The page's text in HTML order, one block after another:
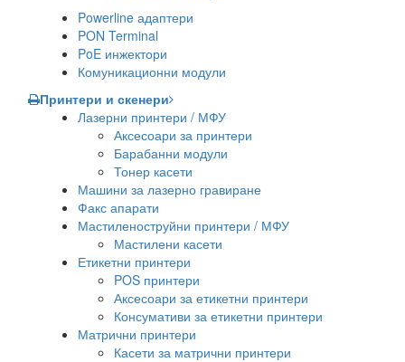
Powerline адаптери
PON Terminal
PoE инжектори
Комуникационни модули
Принтери и скенери
Лазерни принтери / МФУ
Аксесоари за принтери
Барабанни модули
Тонер касети
Машини за лазерно гравиране
Факс апарати
Мастиленоструйни принтери / МФУ
Мастилени касети
Етикетни принтери
POS принтери
Аксесоари за етикетни принтери
Консумативи за етикетни принтери
Матрични принтери
Касети за матрични принтери